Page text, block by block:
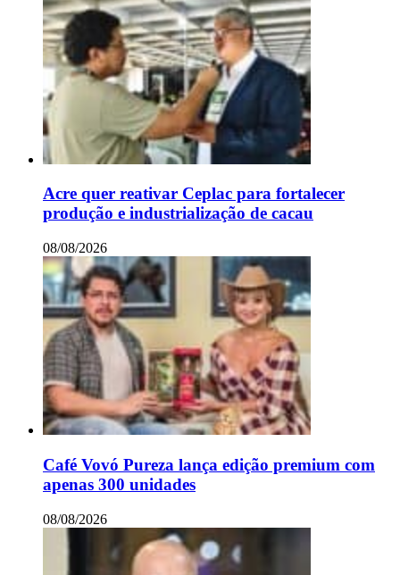
Acre quer reativar Ceplac para fortalecer
produção e industrialização de cacau
08/08/2026
Café Vovó Pureza lança edição premium com
apenas 300 unidades
08/08/2026